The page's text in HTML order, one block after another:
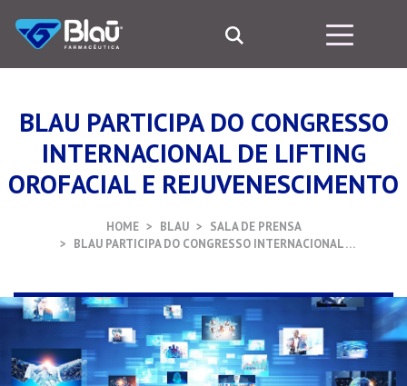
BLAU PARTICIPA DO CONGRESSO
INTERNACIONAL DE LIFTING
OROFACIAL E REJUVENESCIMENTO
HOME BLAU
SALA DE PRENSA
BLAU PARTICIPA DO CONGRESSO INTERNACIONAL …